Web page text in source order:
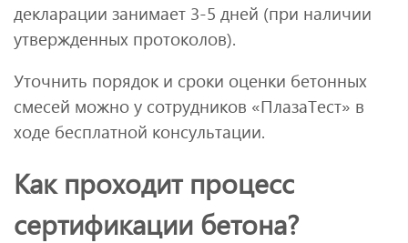
декларации занимает 3-5 дней (при наличии
утвержденных протоколов).
Уточнить порядок и сроки оценки бетонных
смесей можно у сотрудников «ПлазаТест» в
ходе бесплатной консультации.
Как проходит процесс
сертификации бетона?